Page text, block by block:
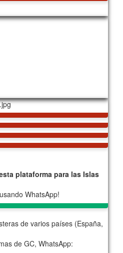
plataforma para las Islas
WhatsApp!
de varios países (España,
de GC, WhatsApp: